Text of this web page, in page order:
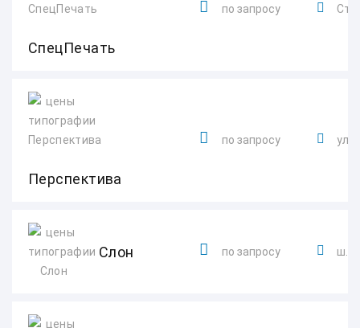
СпецПечать
по запросу
Перспектива
по запросу ул.
Слон по запросу ш.